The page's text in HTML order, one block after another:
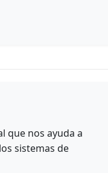
que nos ayuda a
sistemas de